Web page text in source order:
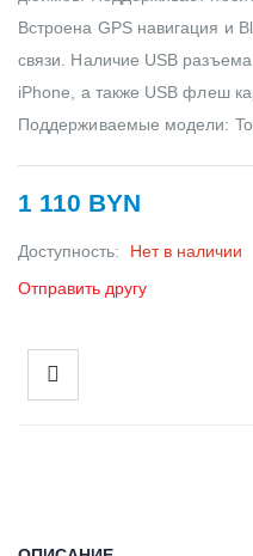
Встроена GPS навигация и
связи. Наличие USB
iPhone, а также USB флеш
Поддерживаемые модели:
1 110 BYN
Доступность:
Нет в наличии
Отправить другу